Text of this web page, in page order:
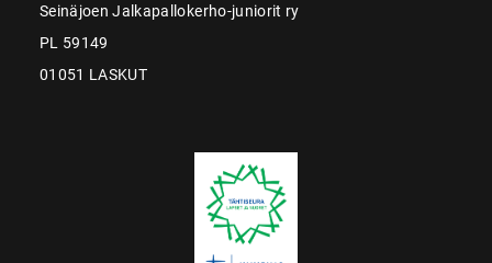
Seinäjoen Jalkapallokerho-juniorit ry
PL 59149
01051 LASKUT